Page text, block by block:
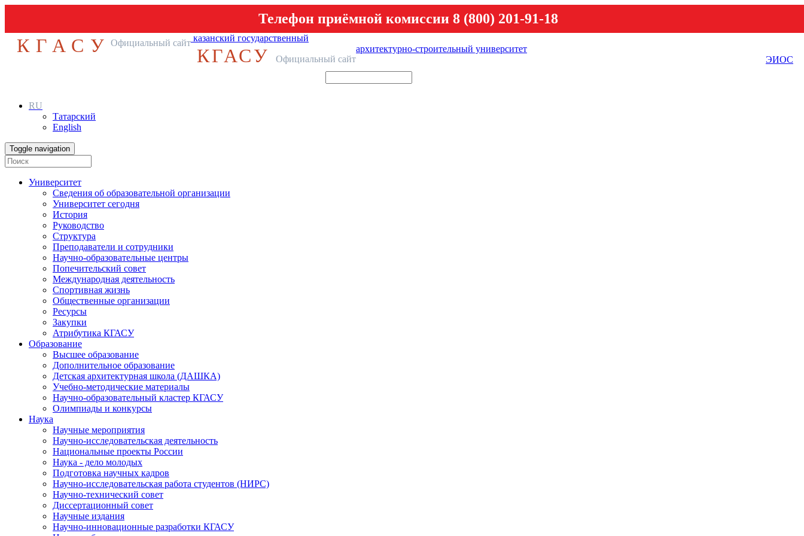
Телефон приёмной комиссии 8 (800) 201-91-18
КГАСУ Официальный сайт казанский государственный
архитектурно-строительный университет
КГАСУ Официальный сайт ЭИОС
RU
Татарский
English
Toggle navigation
Университет
Сведения об образовательной организации
Университет сегодня
История
Руководство
Структура
Преподаватели и сотрудники
Научно-образовательные центры
Попечительский совет
Международная деятельность
Спортивная жизнь
Общественные организации
Ресурсы
Закупки
Атрибутика КГАСУ
Образование
Высшее образование
Дополнительное образование
Детская архитектурная школа (ДАШКА)
Учебно-методические материалы
Научно-образовательный кластер КГАСУ
Олимпиады и конкурсы
Наука
Научные мероприятия
Научно-исследовательская деятельность
Национальные проекты России
Наука - дело молодых
Подготовка научных кадров
Научно-исследовательская работа студентов (НИРС)
Научно-технический совет
Диссертационный совет
Научные издания
Научно-инновационные разработки КГАСУ